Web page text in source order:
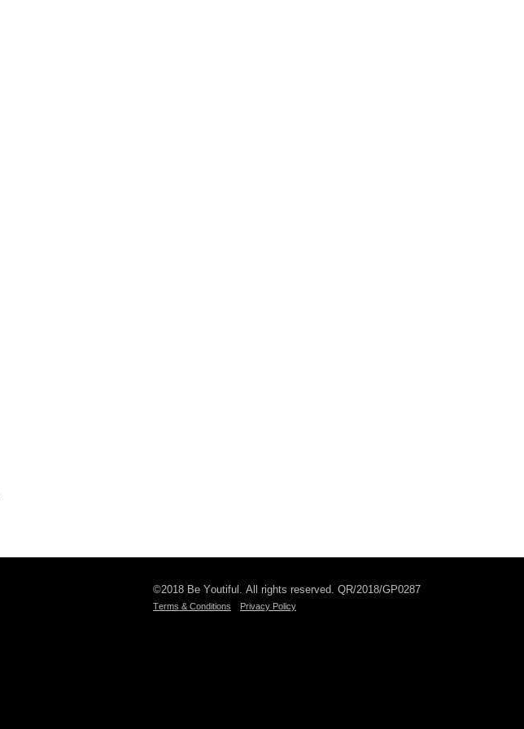
©2018 Be Youtiful. All rights reserved. QR/2018/GP0287
Terms & Conditions Privacy Policy